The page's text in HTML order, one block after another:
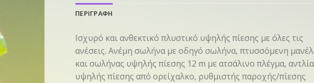
ΠΕΡΙΓΡΑΦΗ
Ισχυρό και ανθεκτικό πλυστικό υψηλής πίεσης με όλες τις
ανέσεις. Ανέμη σωλήνα με οδηγό σωλήνα, πτυσσόμενη
και σωλήνας υψηλής πίεσης 12 m με ατσάλινο πλέγμα, αντλία
υψηλής πίεσης από ορείχαλκο, ρυθμιστής παροχής/πίεσης